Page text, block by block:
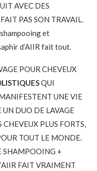
AVEC DES
PAS SON TRAVAIL.
et
d’AIIR fait tout.
POUR CHEVEUX
QUI
UNE VIE
UN DUO DE LAVAGE
PLUS FORTS,
TOUT LE MONDE.
SHAMPOOING +
FAIT VRAIMENT